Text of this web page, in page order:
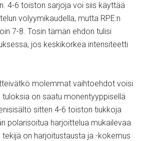
4-6 toiston sarjoja voi siis käyttää
volyymikaudella, mutta RPE:n
7-8. Tosin tämän ehdon tulisi
jos keskikorkea intensiteetti
molemmat vaihtoehdot voisi
on saatu monentyyppisellä
sitten 4-6 toiston tiukkoja
polarisoitua harjoittelua mukailevaa.
on harjoitustausta ja -kokemus